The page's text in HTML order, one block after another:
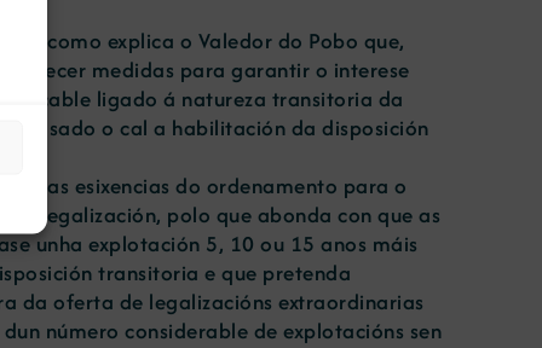
e como explica o Valedor do Pobo que,
medidas para garantir o interese
ligado á natureza transitoria da
pasado o cal a habilitación da disposición
das esixencias do ordenamento para o
a legalización, polo que abonda con que as
unha explotación 5, 10 ou 15 anos máis
transitoria e que pretenda
da oferta de legalizacións extraordinarias
número considerable de explotacións sen